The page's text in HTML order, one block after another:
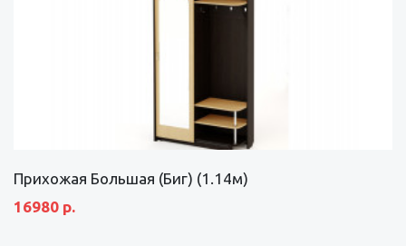
Прихожая Большая (Биг) (1.14м)
16980 р.